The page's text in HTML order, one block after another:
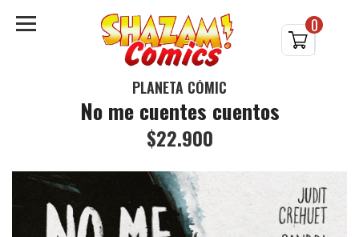
0
PLANETA CÓMIC
No me cuentes cuentos
$22.900